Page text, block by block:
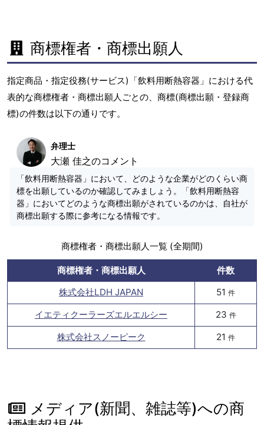
商標権者・商標出願人
指定商品・指定役務(サービス)「飲料用断熱容器」における代
表的な商標権者・商標出願人ごとの、商標(商標出願・登録商
標)の件数は以下の通りです。
弁理士
大瀬 佳之のコメント
「飲料用断熱容器」において、どのような企業がどのくらい商
標を出願しているのか確認してみましょう。「飲料用断熱容
器」においてどのような商標出願がされているのかは、自社が
商標出願する際に参考になる情報です。
商標権者・商標出願人一覧 (全期間)
商標権者・商標出願人
件数
株式会社LDH JAPAN
51 件
イエティクーラーズエルエルシー 23 件
株式会社スノーピーク 21 件
メディア(新聞、雑誌等)への商